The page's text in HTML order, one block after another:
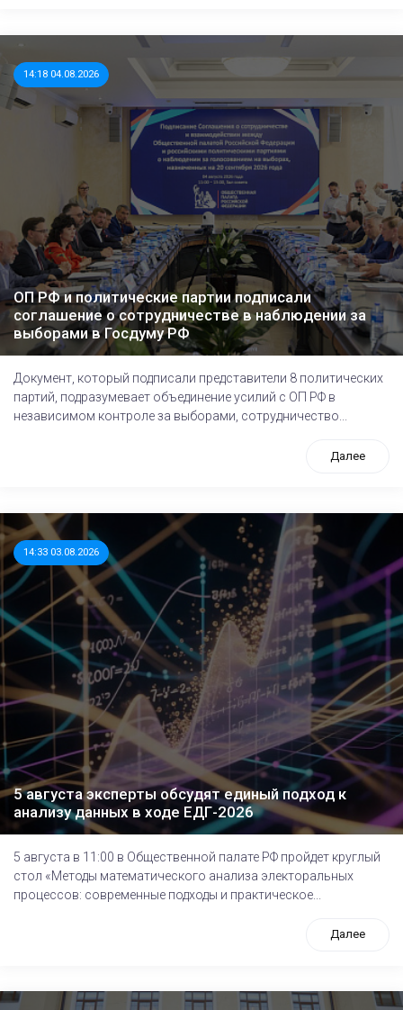
14:18 04.08.2026
ОП РФ и политические партии подписали
соглашение о сотрудничестве в наблюдении за
выборами в Госдуму РФ
Документ, который подписали представители 8 политических
партий, подразумевает объединение усилий с ОП РФ в
независимом контроле за выборами, сотрудничество...
Далее
14:33 03.08.2026
5 августа эксперты обсудят единый подход к
анализу данных в ходе ЕДГ-2026
5 августа в 11:00 в Общественной палате РФ пройдет круглый
стол «Методы математического анализа электоральных
процессов: современные подходы и практическое...
Далее